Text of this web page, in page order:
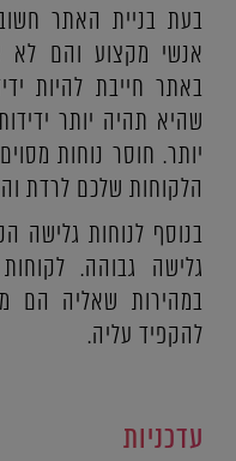
בעת בניית האתר
אנשי מקצוע והם
באתר חייבת להיות
שהיא תהיה יותר
יותר. חוסר נוחות
הלקוחות שלכם לרדת
בנוסף לנוחות גלישה
גלישה גבוהה.
במהירות שאליה הם
להקפיד עליה.
עדכניות